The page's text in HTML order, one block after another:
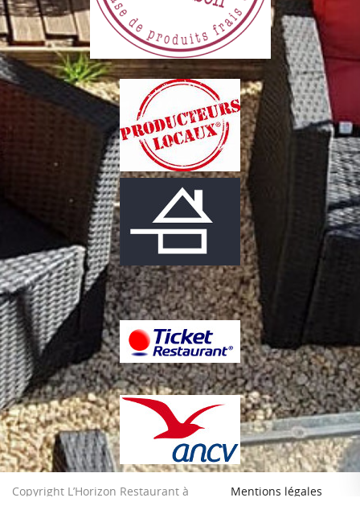
Copyright L’Horizon Restaurant à Mentions légales